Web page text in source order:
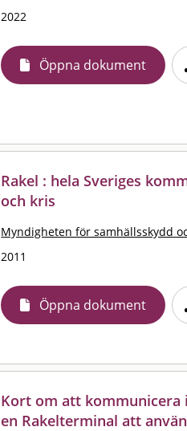
2022
Öppna dokument
Rakel : hela Sveriges
och kris
Myndigheten för samhällsskydd
2011
Öppna dokument
Kort om att kommunicera
en Rakelterminal att